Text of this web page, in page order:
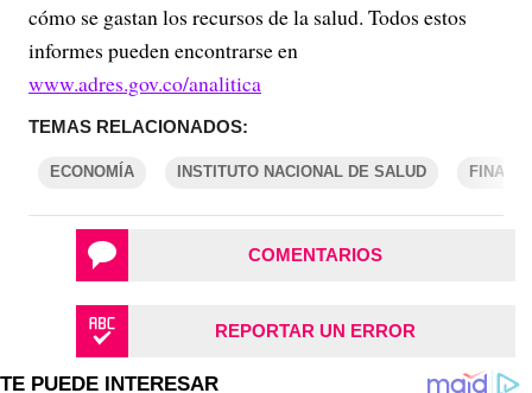
cómo se gastan los recursos de la salud. Todos estos
informes pueden encontrarse en
www.adres.gov.co/analitica
TEMAS RELACIONADOS:
ECONOMÍA INSTITUTO NACIONAL DE SALUD
COMENTARIOS
REPORTAR UN ERROR